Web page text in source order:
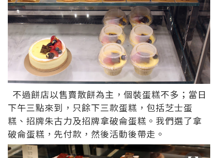
不過餅店以售賣散餅為主，個裝蛋糕不多；當日
下午三點來到，只餘下三款蛋糕，包括芝士蛋
糕、招牌朱古力及招牌拿破侖蛋糕。我們選了拿
破侖蛋糕，先付款，然後活動後帶走。